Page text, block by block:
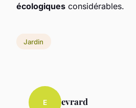
écologiques considérables.
Jardin
E evrard